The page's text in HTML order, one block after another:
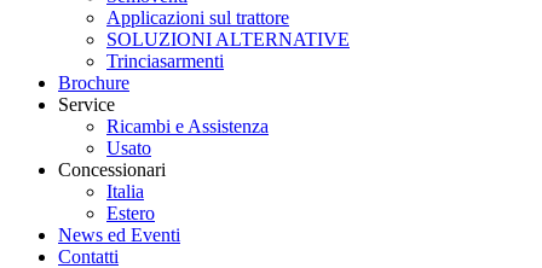
Applicazioni sul trattore
SOLUZIONI ALTERNATIVE
Trinciasarmenti
Brochure
Service
Ricambi e Assistenza
Usato
Concessionari
Italia
Estero
News ed Eventi
Contatti